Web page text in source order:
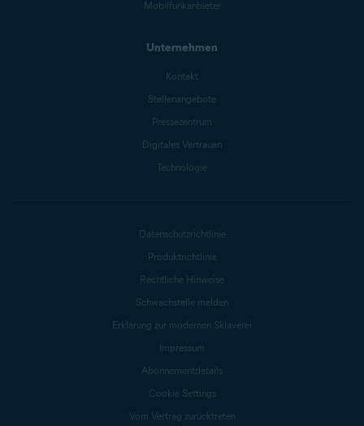
Mobilfunkanbieter
Unternehmen
Kontakt
Stellenangebote
Pressezentrum
Digitales Vertrauen
Technologie
Datenschutzrichtlinie
Produktrichtlinie
Rechtliche Hinweise
Schwachstelle melden
Erklärung zur modernen Sklaverei
Impressum
Abonnementdetails
Cookie Settings
Vom Vertrag zurücktreten